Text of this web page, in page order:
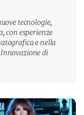
tecnologie,
con esperienze
e nella
di